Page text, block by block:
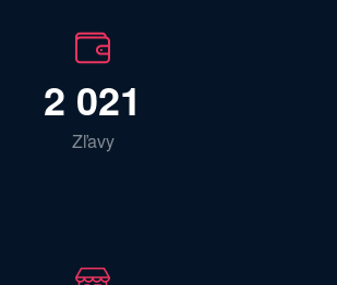
2 021
Zľavy